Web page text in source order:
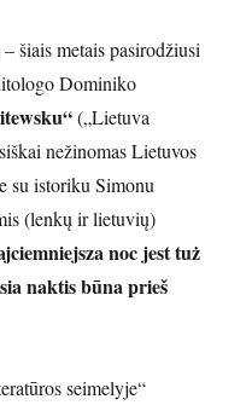
šiais metais pasirodžiusi
Dominiko
(„Lietuva
nežinomas Lietuvos
su istoriku Simonu
(lenkų ir lietuvių)
noc jest tuż
naktis būna prieš
seimelyje“